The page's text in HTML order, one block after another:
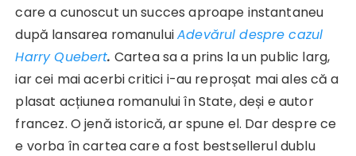
care a cunoscut un succes aproape instantaneu
după lansarea romanuluiAdevărul despre cazul
Harry Quebert. Cartea sa a prins la un public larg,
iar cei mai acerbi critici i-au reproșat mai ales că a
plasat acțiunea romanului în State, deși e autor
francez. O jenă istorică, ar spune el. Dar despre ce
e vorba în cartea care a fost bestsellerul dublu